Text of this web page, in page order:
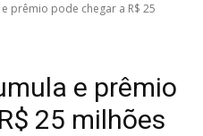
prêmio pode chegar a R$ 25
e prêmio
25 milhões